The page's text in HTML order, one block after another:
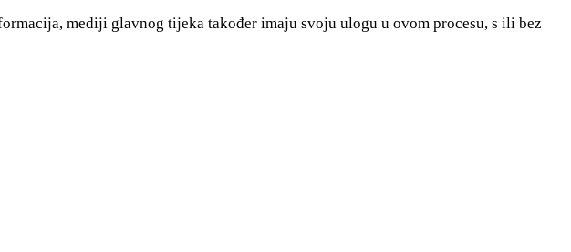
mediji glavnog tijeka također imaju svoju ulogu u ovom procesu, s ili bez